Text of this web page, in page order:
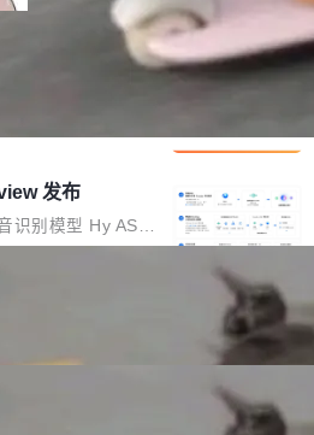
solon.noea
系、接口契约、业
数十乃至数百个文
关联网络。传统的
、目录遍历）仅能
以触及代码的语义
使用代码智能体在
"代码仓理解"瓶
下简称" CodeBas
道（CodeA...
给自己接的私活腾
戏部门的全部核心
城区某科技公司AI
。在公司内部架构
将数据从A集群迁
到"。 他没有迁移
，他使用此前登录
一条被程序员圈
管理员权限、无
践：KV ca
量提升 4
模型系列之一，但
显存了。月之暗面
都是长上下文、M
上瘾，但 GPU 显
Workers AI 团队
们在官方博客上发
升 41%，每 token
发布
识别模型 Hy ASR
语言模型 Hy3 的
是真正听懂。通过
。 Changes/fixe